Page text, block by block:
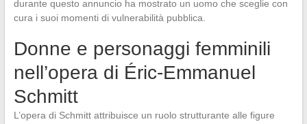
durante questo annuncio ha mostrato un uomo che sceglie con
cura i suoi momenti di vulnerabilità pubblica.
Donne e personaggi femminili
nell’opera di Éric-Emmanuel
Schmitt
L’opera di Schmitt attribuisce un ruolo strutturante alle figure